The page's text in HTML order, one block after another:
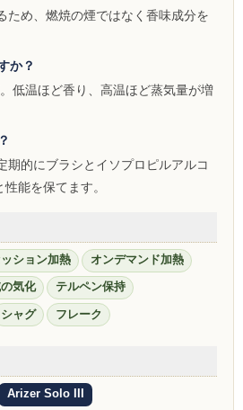
ド）
ーヘル）
ため、燃焼の煙ではなく香味成分を
か？
低温ほど香り、高温ほど蒸気量が増
期的にブラシとイソプロピルアルコ
能を保てます。
ション加熱 オンデマンド加熱
気化 テルペン保持
シャグ フレーク
Arizer Solo III